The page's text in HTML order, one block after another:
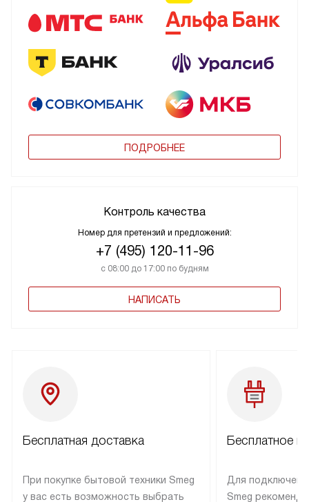
ПОДРОБНЕЕ
Контроль качества
Номер для претензий и предложений:
+7 (495) 120-11-96
с 08:00 до 17:00 по будням
НАПИСАТЬ
Бесплатная доставка
При покупке бытовой техники Smeg
у вас есть возможность выбрать
Бесплатное
Для
Smeg